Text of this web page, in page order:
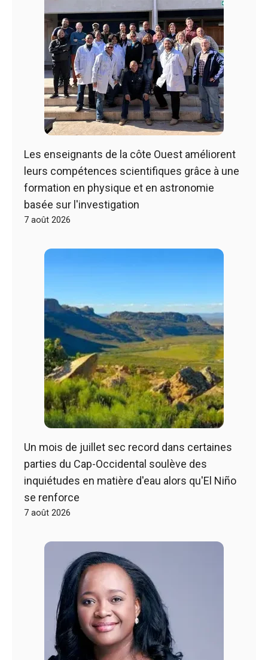
Les enseignants de la côte Ouest améliorent
leurs compétences scientifiques grâce à une
formation en physique et en astronomie
basée sur l'investigation
7 août 2026
Un mois de juillet sec record dans certaines
parties du Cap-Occidental soulève des
inquiétudes en matière d'eau alors qu'El Niño
se renforce
7 août 2026